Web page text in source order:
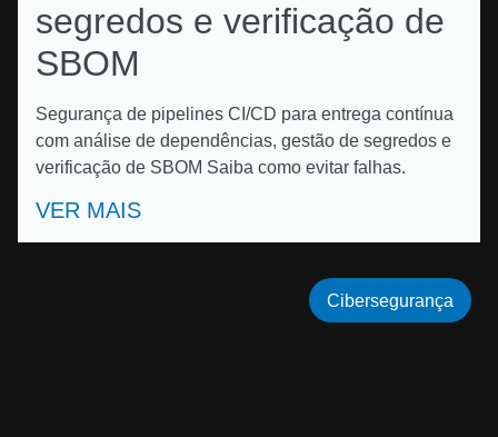
segredos e verificação de
SBOM
Segurança de pipelines CI/CD para entrega contínua
com análise de dependências, gestão de segredos e
verificação de SBOM Saiba como evitar falhas.
VER MAIS
Cibersegurança